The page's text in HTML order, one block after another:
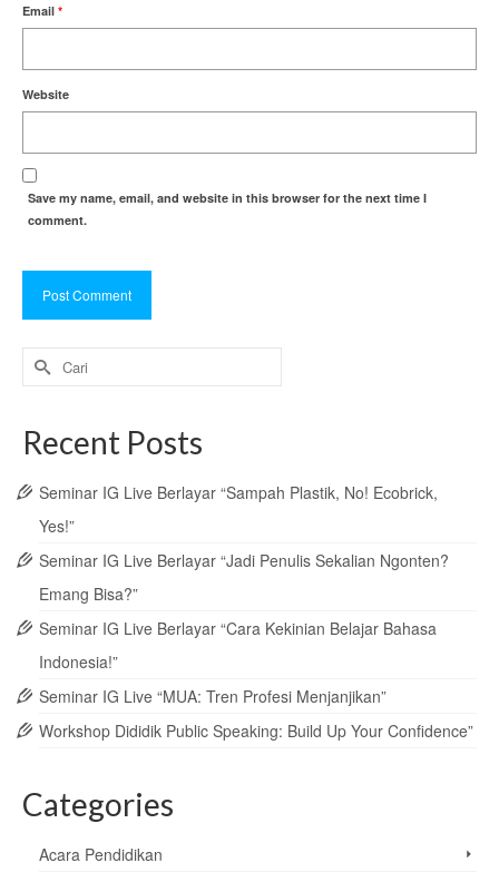
Email *
Website
Save my name, email, and website in this browser for the next time I
comment.
Search
for:
Recent Posts
Seminar IG Live Berlayar “Sampah Plastik, No! Ecobrick,
Yes!”
Seminar IG Live Berlayar “Jadi Penulis Sekalian Ngonten?
Emang Bisa?”
Seminar IG Live Berlayar “Cara Kekinian Belajar Bahasa
Indonesia!”
Seminar IG Live “MUA: Tren Profesi Menjanjikan”
Workshop Dididik Public Speaking: Build Up Your Confidence”
Categories
Acara Pendidikan